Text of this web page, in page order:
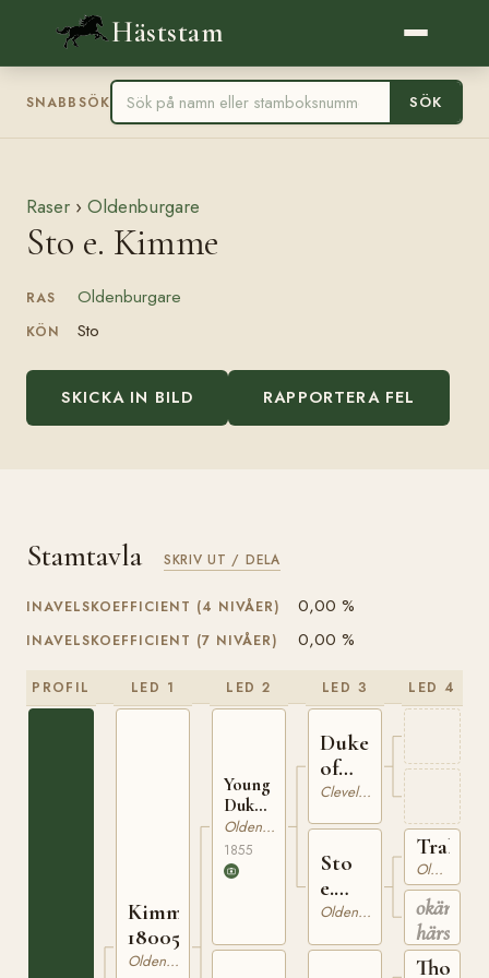
Häststam
SNABBSÖK SÖK
Raser › Oldenburgare
Sto e. Kimme
RAS Oldenburgare
KÖN Sto
SKICKA IN BILD RAPPORTERA FEL
Stamtavla SKRIV UT / DELA
INAVELSKOEFFICIENT (4 NIVÅER) 0,00 %
INAVELSKOEFFICIENT (7 NIVÅER) 0,00 %
PROFIL LED 1
Kimme
180056866
Oldenburgare
LED 2
Young
Duke
of
Cleveland
Oldenburgare
1855
LED 3
Duke
of
Cleveland
Cleveland Bay
Sto
e.
Traber
Oldenburgare
LED 4
Traber
Oldenburgare
okänd